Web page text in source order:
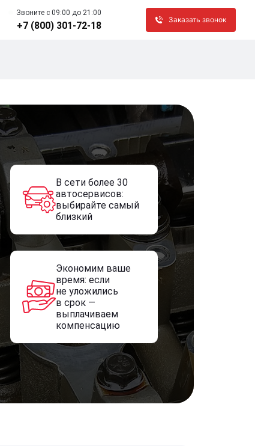
Звоните c 09:00 до 21:00
+7 (800) 301-72-18
Заказать звонок
В сети более 30
автосервисов:
выбирайте самый
близкий
Экономим ваше
время: если
не уложились
в срок —
выплачиваем
компенсацию